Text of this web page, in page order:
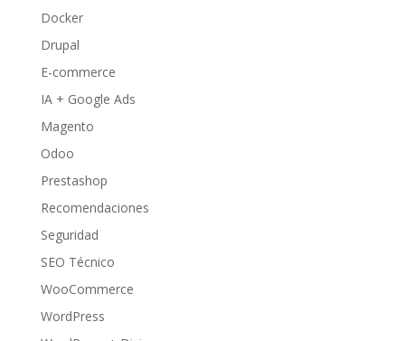
Docker
Drupal
E-commerce
IA + Google Ads
Magento
Odoo
Prestashop
Recomendaciones
Seguridad
SEO Técnico
WooCommerce
WordPress